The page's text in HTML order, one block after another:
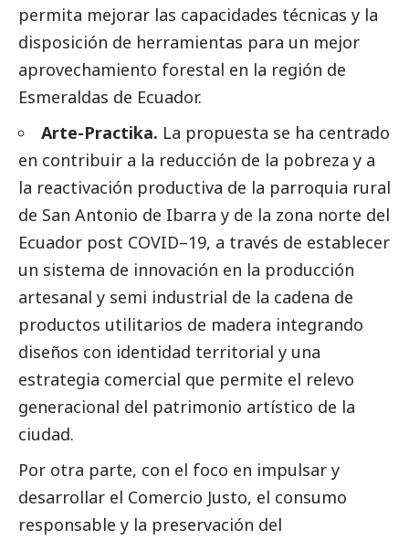
permita mejorar las capacidades técnicas y la
disposición de herramientas para un mejor
aprovechamiento forestal en la región de
Esmeraldas de Ecuador.
Arte-Practika. La propuesta se ha centrado
en contribuir a la reducción de la pobreza y a
la reactivación productiva de la parroquia rural
de San Antonio de Ibarra y de la zona norte del
Ecuador post COVID–19, a través de establecer
un sistema de innovación en la producción
artesanal y semi industrial de la cadena de
productos utilitarios de madera integrando
diseños con identidad territorial y una
estrategia comercial que permite el relevo
generacional del patrimonio artístico de la
ciudad.
Por otra parte, con el foco en impulsar y
desarrollar el Comercio Justo, el consumo
responsable y la preservación del